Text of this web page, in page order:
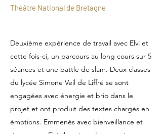
Théâtre National de Bretagne
Deuxième expérience de travail avec Elvi et
cette fois-ci, un parcours au long cours sur 5
séances et une battle de slam. Deux classes
du lycée Simone Veil de Liffré se sont
engagées avec énergie et brio dans le
projet et ont produit des textes chargés en
émotions. Emmenés avec bienveillance et